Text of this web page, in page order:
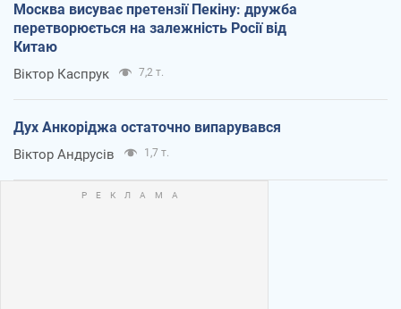
Москва висуває претензії Пекіну: дружба
перетворюється на залежність Росії від
Китаю
Віктор Каспрук 7,2 т.
Дух Анкоріджа остаточно випарувався
Віктор Андрусів 1,7 т.